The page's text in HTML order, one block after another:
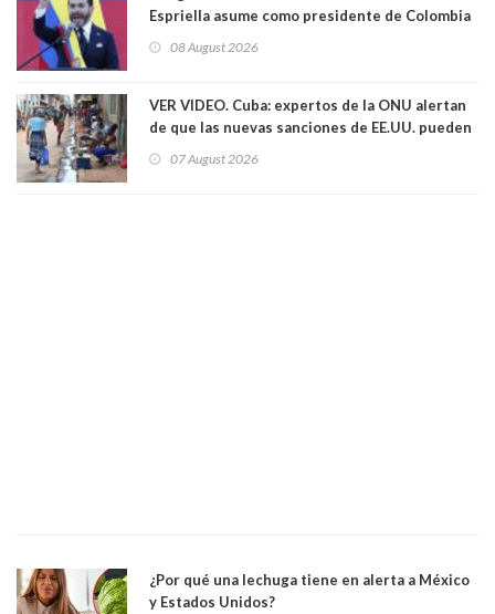
Espriella asume como presidente de Colombia
08 August 2026
VER VIDEO. Cuba: expertos de la ONU alertan
de que las nuevas sanciones de EE.UU. pueden
07 August 2026
¿Por qué una lechuga tiene en alerta a México
y Estados Unidos?